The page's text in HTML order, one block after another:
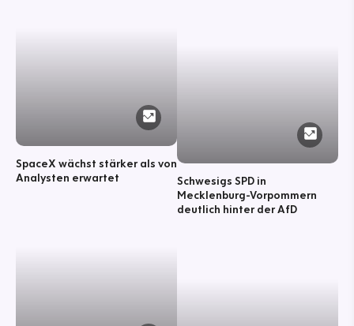
SpaceX wächst stärker als von
Analysten erwartet
Schwesigs SPD in
Mecklenburg-Vorpommern
deutlich hinter der AfD